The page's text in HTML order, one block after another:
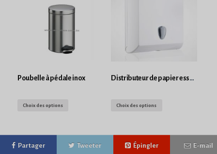
Poubelle à pédale inox
Choix des options
Distributeur de papier essuie main en feuille
Choix des options
Partager Tweeter Épingler E-mail